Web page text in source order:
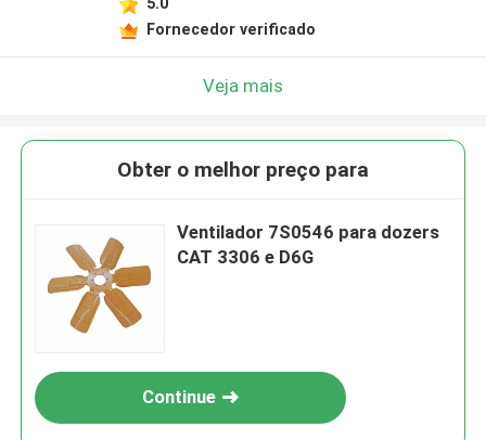
Fornecedor verificado
Veja mais
Obter o melhor preço para
Ventilador 7S0546 para dozers
CAT 3306 e D6G
Continue